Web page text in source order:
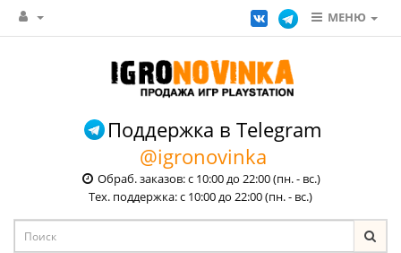
МЕНЮ
Поддержка в Telegram
@igronovinka
Обраб. заказов: с 10:00 до 22:00 (пн. - вс.)
Тех. поддержка: с 10:00 до 22:00 (пн. - вс.)